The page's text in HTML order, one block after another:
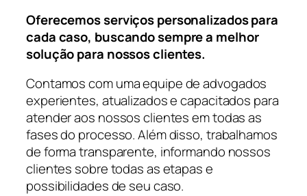
Oferecemos serviços personalizados para
cada caso, buscando sempre a melhor
solução para nossos clientes.
Contamos com uma equipe de advogados
experientes, atualizados e capacitados para
atender aos nossos clientes em todas as
fases do processo. Além disso, trabalhamos
de forma transparente, informando nossos
clientes sobre todas as etapas e
possibilidades de seu caso.